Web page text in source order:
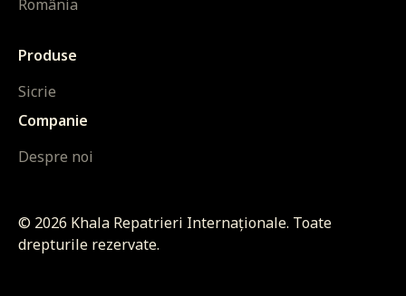
România
Produse
Sicrie
Companie
Despre noi
© 2026 Khala Repatrieri Internaționale. Toate
drepturile rezervate.